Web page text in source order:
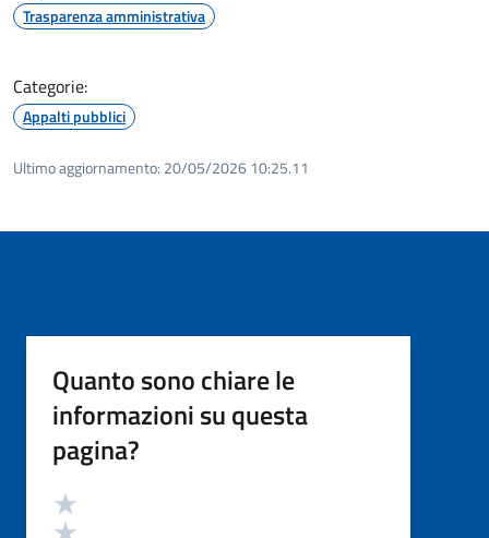
Trasparenza amministrativa
Categorie:
Appalti pubblici
Ultimo aggiornamento: 20/05/2026 10:25.11
Quanto sono chiare le
informazioni su questa
pagina?
Valutazione